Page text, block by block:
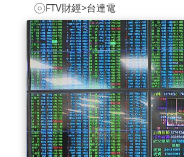
FTV財經>台達電